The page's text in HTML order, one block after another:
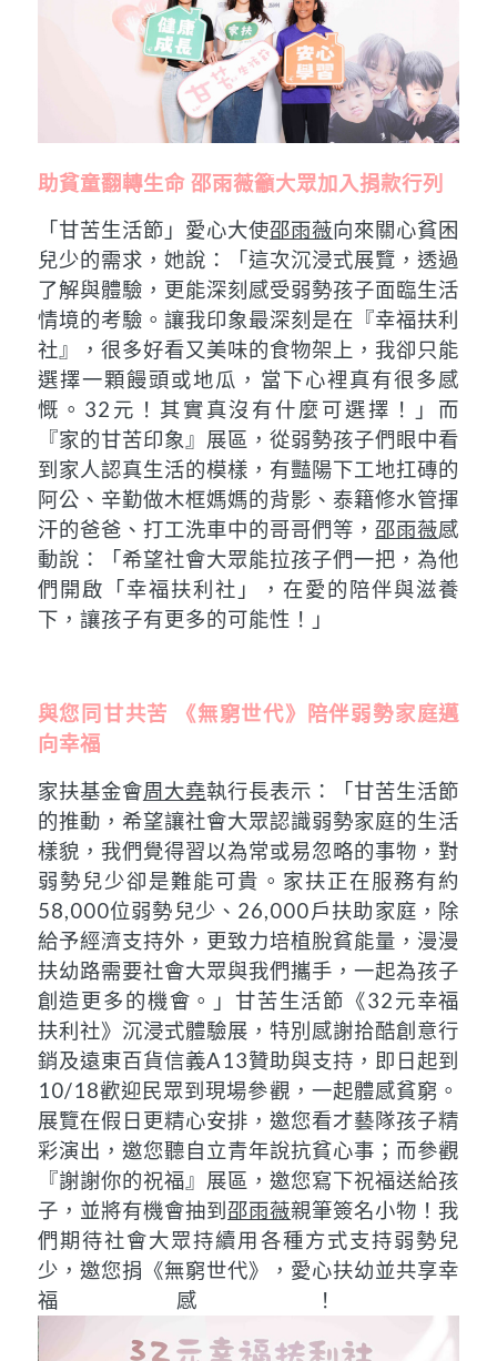
助貧童翻轉生命 邵雨薇籲大眾加入捐款行列
「甘苦生活節」愛心大使邵雨薇向來關心貧困
兒少的需求，她說：「這次沉浸式展覽，透過
了解與體驗，更能深刻感受弱勢孩子面臨生活
情境的考驗。讓我印象最深刻是在『幸福扶利
社』，很多好看又美味的食物架上，我卻只能
選擇一顆饅頭或地瓜，當下心裡真有很多感
慨。32元！其實真沒有什麼可選擇！」而
『家的甘苦印象』展區，從弱勢孩子們眼中看
到家人認真生活的模樣，有豔陽下工地扛磚的
阿公、辛勤做木框媽媽的背影、泰籍修水管揮
汗的爸爸、打工洗車中的哥哥們等，邵雨薇感
動說：「希望社會大眾能拉孩子們一把，為他
們開啟「幸福扶利社」，在愛的陪伴與滋養
下，讓孩子有更多的可能性！」
與您同甘共苦 《無窮世代》陪伴弱勢家庭邁
向幸福
家扶基金會周大堯執行長表示：「甘苦生活節
的推動，希望讓社會大眾認識弱勢家庭的生活
樣貌，我們覺得習以為常或易忽略的事物，對
弱勢兒少卻是難能可貴。家扶正在服務有約
58,000位弱勢兒少、26,000戶扶助家庭，除
給予經濟支持外，更致力培植脫貧能量，漫漫
扶幼路需要社會大眾與我們攜手，一起為孩子
創造更多的機會。」甘苦生活節《32元幸福
扶利社》沉浸式體驗展，特別感謝拾酷創意行
銷及遠東百貨信義A13贊助與支持，即日起到
10/18歡迎民眾到現場參觀，一起體感貧窮。
展覽在假日更精心安排，邀您看才藝隊孩子精
彩演出，邀您聽自立青年說抗貧心事；而參觀
『謝謝你的祝福』展區，邀您寫下祝福送給孩
子，並將有機會抽到 邵雨薇親筆簽名小物！我
們期待社會大眾持續用各種方式支持弱勢兒
少，邀您捐《無窮世代》，愛心扶幼並共享幸
福感！